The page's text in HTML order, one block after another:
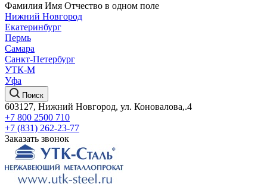
Фамилия Имя Отчество в одном поле
Нижний Новгород
Екатеринбург
Пермь
Самара
Санкт-Петербург
УТК-М
Уфа
Поиск
603127, Нижний Новгород, ул. Коновалова,.4
+7 800 2500 710
+7 (831) 262-23-77
Заказать звонок